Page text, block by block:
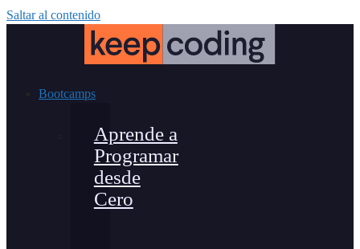
Saltar al contenido
Bootcamps
Aprende a
Programar
desde
Cero